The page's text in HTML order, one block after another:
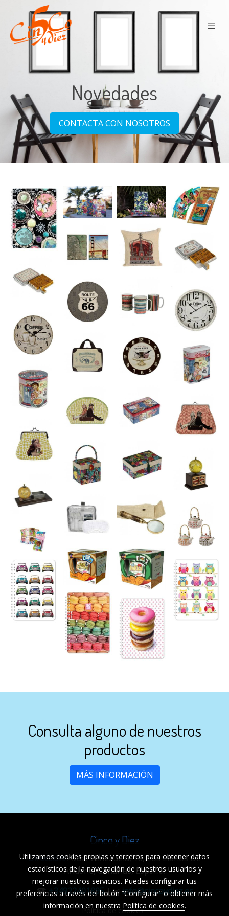
Novedades
CONTACTA CON NOSOTROS
Consulta alguno de nuestros
productos
MÁS INFORMACIÓN
Cinco y Diez
Dirección:Avda. Venezuela, 18,Los Llanos De
Aridane, Canarias, España.
☎+34922401895| ✉ info@cincoydiez.es
Política de cookies
Utilizamos cookies propias y terceros para obtener datos
estadísticos de la navegación de nuestros usuarios y
mejorar nuestros servicios. Puedes configurar tus
preferencias a través del botón “Configurar” o obtener más
información en nuestra Política de cookies.